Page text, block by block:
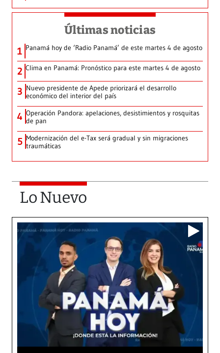
Últimas noticias
1 Panamá hoy de ‘Radio Panamá’ de este martes 4 de agosto
2 Clima en Panamá: Pronóstico para este martes 4 de agosto
3 Nuevo presidente de Apede priorizará el desarrollo
económico del interior del país
4 Operación Pandora: apelaciones, desistimientos y rosquitas
de pan
5 Modernización del e-Tax será gradual y sin migraciones
traumáticas
Lo Nuevo